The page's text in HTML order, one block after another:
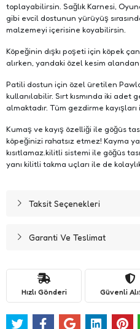
toplayabilirsin. Sağlık Karnesi,
gibi evcil dostunun yürüyüş
malzemeyi içerisine koyabilirsin.
Köpeğinin dışkı poşeti için köpek
alırken, yandaki özel kesim
Patili dostun için özel üretilen
kullanılabilir. Sırt kısmında iki adet
almaktadır. Tüm gezdirme
Kumaş ve kayış özelliği ile göğüs
köpeğinizi rahatsız etmez! Kayma
kısıtlamaz.kilitli sistemi ile göğüs
yanı kilitli takma uçları ile de
Taksit Seçenekleri
Garanti Ve Teslimat
Hızlı Gönderi Güvenli